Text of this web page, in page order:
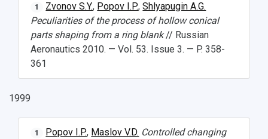
1 Zvonov S.Y., Popov I.P.,Shlyapugin A.G.
Peculiarities of the process of hollow conical
parts shaping from a ring blank// Russian
Aeronautics 2010. — Vol. 53. Issue 3. — P. 358-
361
1999
1 Popov I.P., Maslov V.D. Controlled changing